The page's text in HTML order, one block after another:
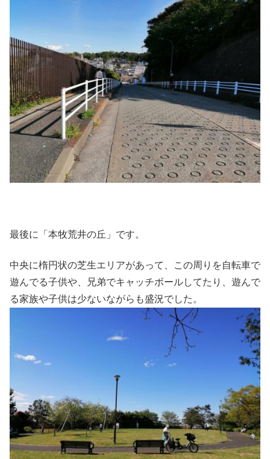
最後に「本牧荒井の丘」です。
中央に楕円状の芝生エリアがあって、この周りを自転車で
遊んでる子供や、兄弟でキャッチボールしてたり、遊んで
る家族や子供は少ないながらも盛況でした。